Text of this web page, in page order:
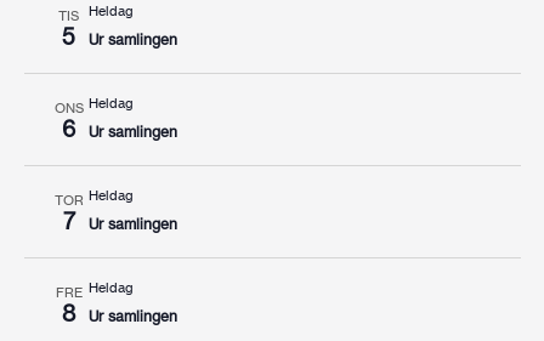
TIS
5
Heldag
Ur samlingen
ONS
6
Heldag
Ur samlingen
TOR
7
Heldag
Ur samlingen
FRE
8
Heldag
Ur samlingen